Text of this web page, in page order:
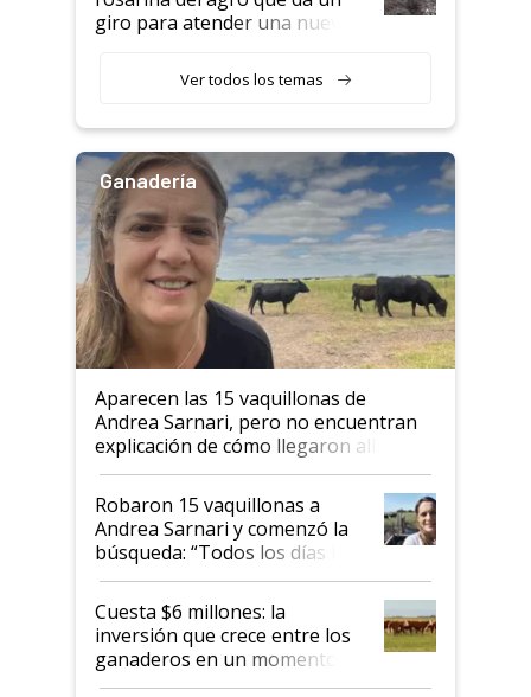
giro para atender una nueva
Ver todos los temas
Ganadería
Aparecen las 15 vaquillonas de
Andrea Sarnari, pero no encuentran
explicación de cómo llegaron allí
Robaron 15 vaquillonas a
Andrea Sarnari y comenzó la
búsqueda: “Todos los días le
toca a algún productor”
Cuesta $6 millones: la
inversión que crece entre los
ganaderos en un momento
histórico para la actividad